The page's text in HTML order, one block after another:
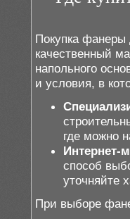
Покупка фанеры
качественный
напольного
и условия, в
где можно
Интернет-
способ
уточняйте
При выборе